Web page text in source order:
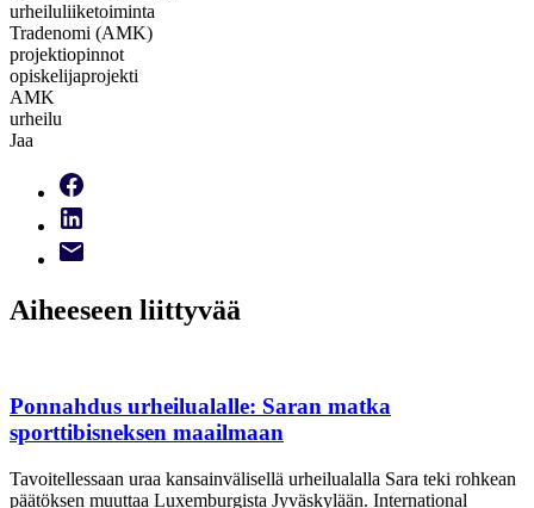
urheiluliiketoiminta
Tradenomi (AMK)
projektiopinnot
opiskelijaprojekti
AMK
urheilu
Jaa
Aiheeseen liittyvää
Ponnahdus urheilualalle: Saran matka
sporttibisneksen maailmaan
Tavoitellessaan uraa kansainvälisellä urheilualalla Sara teki rohkean
päätöksen muuttaa Luxemburgista Jyväskylään. International